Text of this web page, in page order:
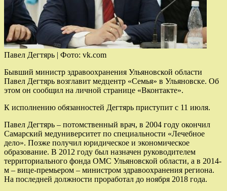
Павел Дегтярь | Фото: vk.com
Бывший министр здравоохранения Ульяновской области
Павел Дегтярь возглавит медцентр «Семья» в Ульяновске. Об
этом он сообщил на личной странице «Вконтакте».
К исполнению обязанностей Дегтярь приступит с 11 июля.
Павел Дегтярь – потомственный врач, в 2004 году окончил
Самарский медуниверситет по специальности «Лечебное
дело». Позже получил юридическое и экономическое
образование. В 2012 году был назначен руководителем
территориального фонда ОМС Ульяновской области, а в 2014-
м – вице-премьером – министром здравоохранения региона.
На последней должности проработал до ноября 2018 года.